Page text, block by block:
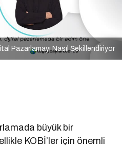
Pazarlamayı Nasıl Şekillendiriyor
büyük bir
KOBİ’ler için önemli